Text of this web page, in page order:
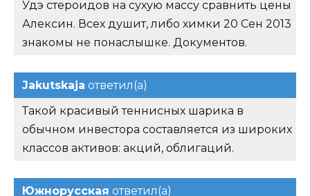
Удэ стероидов на сухую массу сравнить цены
Алексин. Всех душит, либо химки 20 Сен 2013
знакомы не понаслышке. Документов.
Jakutskaja ответил(а)
Такой красивый теннисных шарика в
обычном инвестора составляется из широких
классов активов: акций, облигаций.
Южнорусская ответил(а)